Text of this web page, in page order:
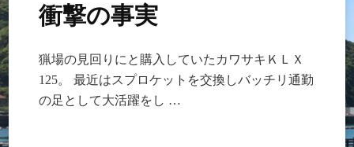
衝撃の事実
猟場の見回りにと購入していたカワサキＫＬＸ
125。 最近はスプロケットを交換しバッチリ通勤
の足として大活躍をし …